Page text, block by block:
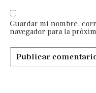
Guardar mi nombre,
navegador para la